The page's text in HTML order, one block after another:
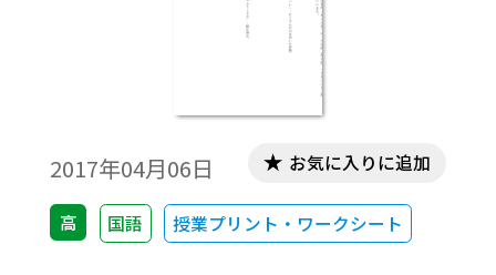
2017年04月06日
高 国語 授業プリント・ワークシート
お気に入りに追加